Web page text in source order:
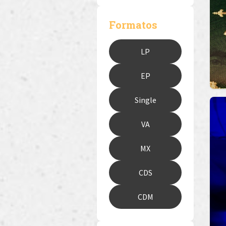
Formatos
LP
EP
Single
VA
MX
CDS
CDM